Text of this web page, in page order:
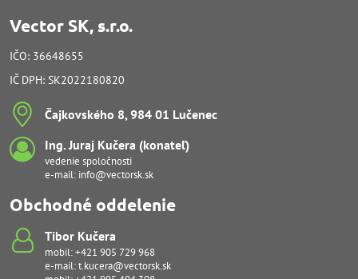
Vector SK, s.r.o.
IČO: 36648655
IČ DPH: SK2022180820
Čajkovského 8, 984 01 Lučenec
Ing​. Juraj Kučera (konateľ)
vedenie spoločnosti
e-mail: info@vectorsk.sk
Obchodné oddelenie
Tibor Kučera
mobil:+421 905 729 968
e-mail:t.kucera@vectorsk.sk